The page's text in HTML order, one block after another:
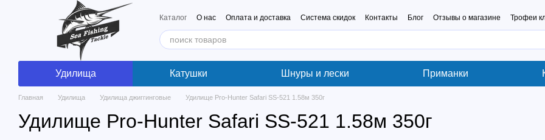
Перейти к основному контенту
Каталог О нас Оплата и доставка Система скидок Контакты Блог Отзывы о магазине Трофеи
Удилища Катушки Шнуры и лески Приманки
Главная Удилища Удилища джиггинговые Удилище Pro-Hunter Safari SS-521 1.58м 350г
Удилище Pro-Hunter Safari SS-521 1.58м 350г